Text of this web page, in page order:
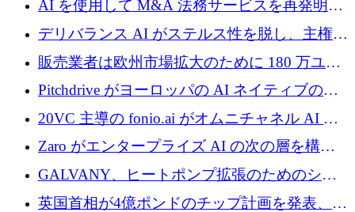
AI を使用して M&A 法務サービスを再発明す
るために 110 万ユーロを適切に確保
デリバランス AI がステルス性を脱し、主権の
あるエンタープライズ AI を強化
販売業者は欧州市場拡大のために 180 万ユー
ロを確保
Pitchdrive がヨーロッパの AI ネイティブの創
業者を支援するために 6,000 万ユーロを調達
20VC 主導の fonio.ai がオムニチャネル AI プ
ラットフォームのために 1,700 万ドルを調達
Zaro がエンタープライズ AI の次の層を構築
するために 510 万ドルを獲得
GALVANY、ヒートポンプ拡張のためのシー
ドラウンドで1,000万ユーロを確保
英国首相が4億ポンドのチップ計画を発表、英